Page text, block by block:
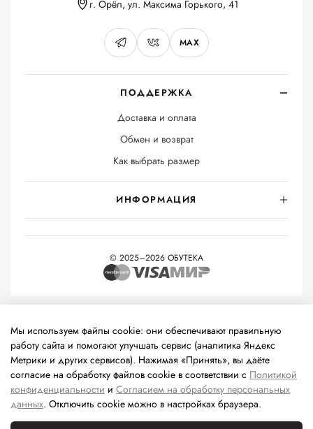
ПОДДЕРЖКА
Доставка и оплата
Обмен и возврат
Как выбрать размер
ИНФОРМАЦИЯ
г. Орёл, ул. Максима Горького, 41
MAX
© 2025–2026 ОБУТЕКА
технологии
(информационные технологии предоставления
информации на основе сбора, систематизации и анализа
сведений, относящихся к предпочтениям пользователей сети
«Интернет», находящихся на территории Российской
Федерации).
Мы используем файлы cookie: они обеспечивают правильную
работу сайта и помогают улучшать сервис (аналитика Яндекс
Метрики и других сервисов). Нажимая «Принять», вы даёте
согласие на обработку файлов cookie в соответствии с Политикой
конфиденциальности и Согласием на обработку персональных
данных. Отключить cookie можно в настройках браузера.